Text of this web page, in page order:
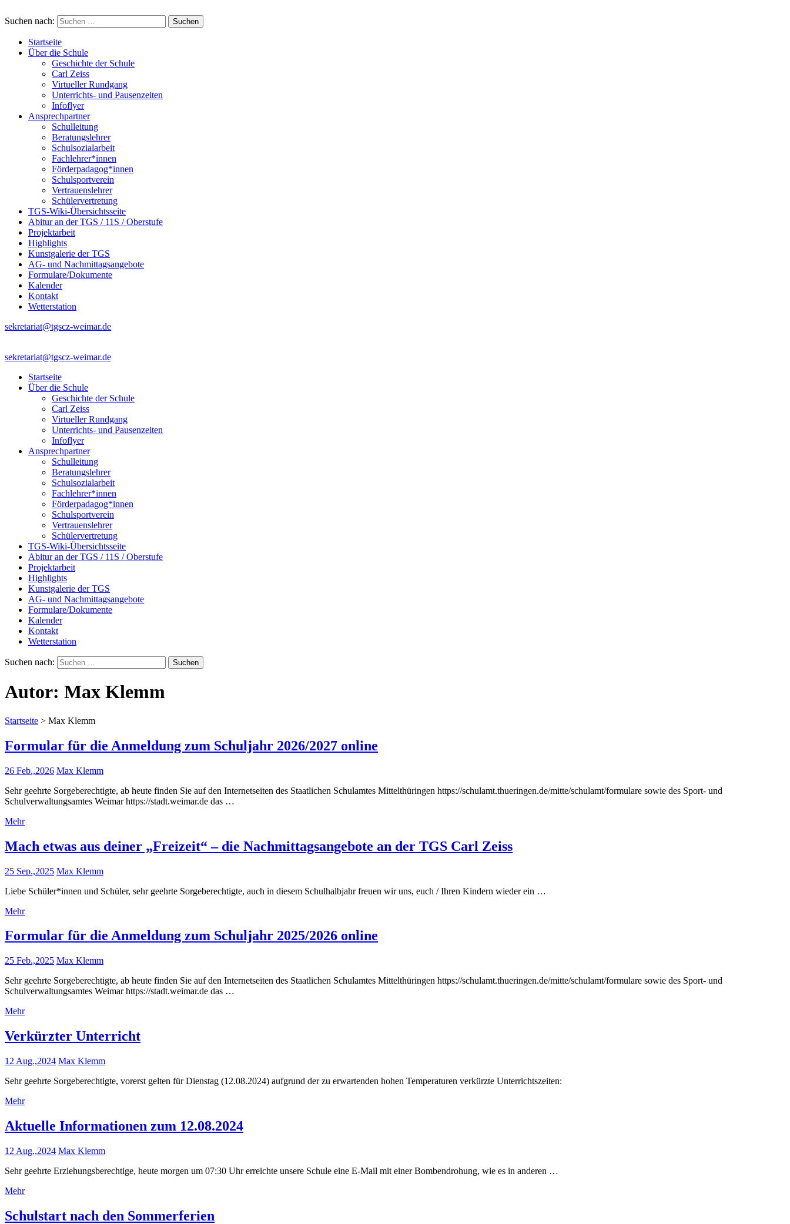
Suchen nach:
Startseite
Über die Schule
Geschichte der Schule
Carl Zeiss
Virtueller Rundgang
Unterrichts- und Pausenzeiten
Infoflyer
Ansprechpartner
Schulleitung
Beratungslehrer
Schulsozialarbeit
Fachlehrer*innen
Förderpadagog*innen
Schulsportverein
Vertrauenslehrer
Schülervertretung
TGS-Wiki-Übersichtsseite
Abitur an der TGS / 11S / Oberstufe
Projektarbeit
Highlights
Kunstgalerie der TGS
AG- und Nachmittagsangebote
Formulare/Dokumente
Kalender
Kontakt
Wetterstation
sekretariat@tgscz-weimar.de
sekretariat@tgscz-weimar.de
Startseite
Über die Schule
Geschichte der Schule
Carl Zeiss
Virtueller Rundgang
Unterrichts- und Pausenzeiten
Infoflyer
Ansprechpartner
Schulleitung
Beratungslehrer
Schulsozialarbeit
Fachlehrer*innen
Förderpadagog*innen
Schulsportverein
Vertrauenslehrer
Schülervertretung
TGS-Wiki-Übersichtsseite
Abitur an der TGS / 11S / Oberstufe
Projektarbeit
Highlights
Kunstgalerie der TGS
AG- und Nachmittagsangebote
Formulare/Dokumente
Kalender
Kontakt
Wetterstation
Suchen nach:
Autor: Max Klemm
Startseite > Max Klemm
Formular für die Anmeldung zum Schuljahr 2026/2027 online
26 Feb.,2026 Max Klemm
Sehr geehrte Sorgeberechtigte, ab heute finden Sie auf den Internetseiten des Staatlichen Schulamtes Mittelthüringen https://schulamt.thueringen.de/mitte/schulamt/formulare sowie des Sport- und
Schulverwaltungsamtes Weimar https://stadt.weimar.de das …
Mehr
Mach etwas aus deiner „Freizeit“ – die Nachmittagsangebote an der TGS Carl Zeiss
25 Sep.,2025 Max Klemm
Liebe Schüler*innen und Schüler, sehr geehrte Sorgeberechtigte, auch in diesem Schulhalbjahr freuen wir uns, euch / Ihren Kindern wieder ein …
Mehr
Formular für die Anmeldung zum Schuljahr 2025/2026 online
25 Feb.,2025 Max Klemm
Sehr geehrte Sorgeberechtigte, ab heute finden Sie auf den Internetseiten des Staatlichen Schulamtes Mittelthüringen https://schulamt.thueringen.de/mitte/schulamt/formulare sowie des Sport- und
Schulverwaltungsamtes Weimar https://stadt.weimar.de das …
Mehr
Verkürzter Unterricht
12 Aug.,2024 Max Klemm
Sehr geehrte Sorgeberechtigte, vorerst gelten für Dienstag (12.08.2024) aufgrund der zu erwartenden hohen Temperaturen verkürzte Unterrichtszeiten:
Mehr
Aktuelle Informationen zum 12.08.2024
12 Aug.,2024 Max Klemm
Sehr geehrte Erziehungsberechtige, heute morgen um 07:30 Uhr erreichte unsere Schule eine E-Mail mit einer Bombendrohung, wie es in anderen …
Mehr
Schulstart nach den Sommerferien